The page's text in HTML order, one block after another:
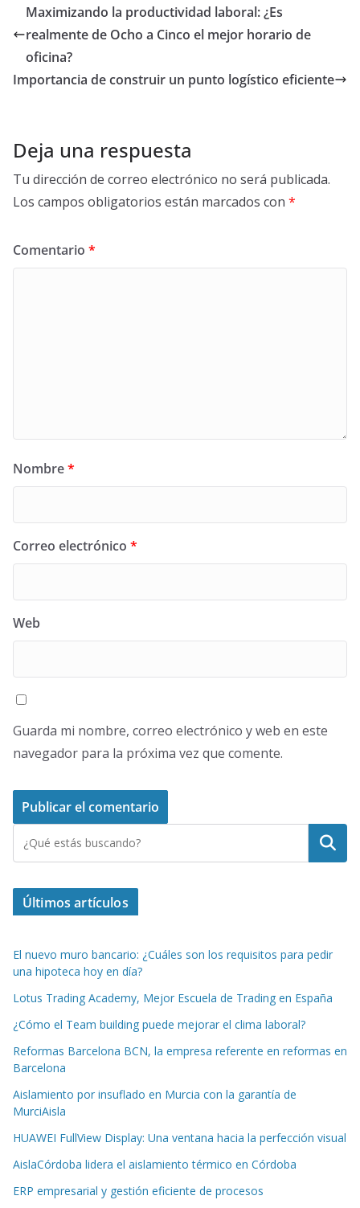
Maximizando la productividad laboral: ¿Es
realmente de Ocho a Cinco el mejor horario de
oficina?
Importancia de construir un punto logístico eficiente
Deja una respuesta
Tu dirección de correo electrónico no será publicada.
Los campos obligatorios están marcados con *
Comentario *
Nombre*
Correo electrónico *
Web
Guarda mi nombre, correo electrónico y web en este
navegador para la próxima vez que comente.
Buscar
Últimos artículos
El nuevo muro bancario: ¿Cuáles son los requisitos para pedir
una hipoteca hoy en día?
Lotus Trading Academy, Mejor Escuela de Trading en España
¿Cómo el Team building puede mejorar el clima laboral?
Reformas Barcelona BCN, la empresa referente en reformas en
Barcelona
Aislamiento por insuflado en Murcia con la garantía de
MurciAisla
HUAWEI FullView Display: Una ventana hacia la perfección visual
AislaCórdoba lidera el aislamiento térmico en Córdoba
ERP empresarial y gestión eficiente de procesos